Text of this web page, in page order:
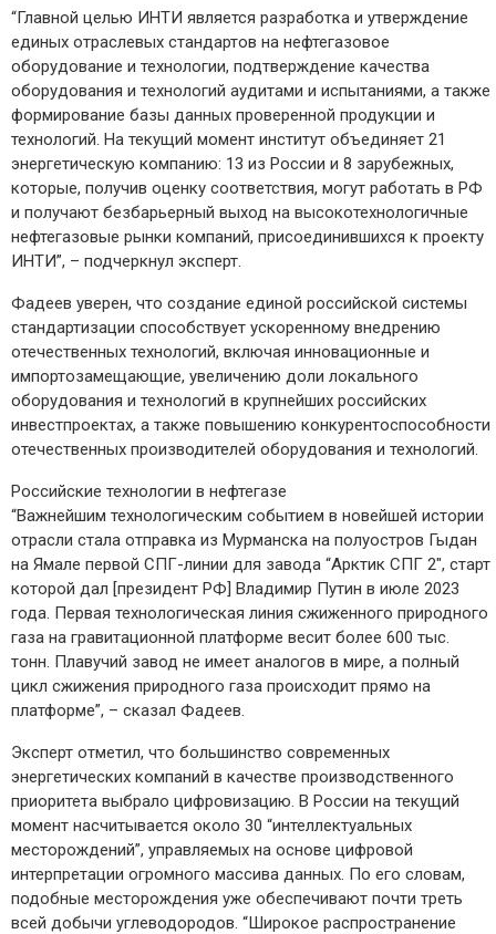
“Главной целью ИНТИ является разработка и утверждение
единых отраслевых стандартов на нефтегазовое
оборудование и технологии, подтверждение качества
оборудования и технологий аудитами и испытаниями, а также
формирование базы данных проверенной продукции и
технологий. На текущий момент институт объединяет 21
энергетическую компанию: 13 из России и 8 зарубежных,
которые, получив оценку соответствия, могут работать в РФ
и получают безбарьерный выход на высокотехнологичные
нефтегазовые рынки компаний, присоединившихся к проекту
ИНТИ”, – подчеркнул эксперт.
Фадеев уверен, что создание единой российской системы
стандартизации способствует ускоренному внедрению
отечественных технологий, включая инновационные и
импортозамещающие, увеличению доли локального
оборудования и технологий в крупнейших российских
инвестпроектах, а также повышению конкурентоспособности
отечественных производителей оборудования и технологий.
Российские технологии в нефтегазе
“Важнейшим технологическим событием в новейшей истории
отрасли стала отправка из Мурманска на полуостров Гыдан
на Ямале первой СПГ-линии для завода “Арктик СПГ 2″, старт
которой дал [президент РФ] Владимир Путин в июле 2023
года. Первая технологическая линия сжиженного природного
газа на гравитационной платформе весит более 600 тыс.
тонн. Плавучий завод не имеет аналогов в мире, а полный
цикл сжижения природного газа происходит прямо на
платформе”, – сказал Фадеев.
Эксперт отметил, что большинство современных
энергетических компаний в качестве производственного
приоритета выбрало цифровизацию. В России на текущий
момент насчитывается около 30 “интеллектуальных
месторождений”, управляемых на основе цифровой
интерпретации огромного массива данных. По его словам,
подобные месторождения уже обеспечивают почти треть
всей добычи углеводородов. “Широкое распространение